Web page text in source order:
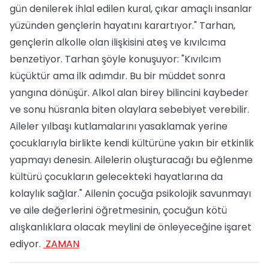
gün denilerek ihlal edilen kural, çıkar amaçlı insanlar
yüzünden gençlerin hayatını karartıyor." Tarhan,
gençlerin alkolle olan ilişkisini ateş ve kıvılcıma
benzetiyor. Tarhan şöyle konuşuyor: "Kıvılcım
küçüktür ama ilk adımdır. Bu bir müddet sonra
yangına dönüşür. Alkol alan birey bilincini kaybeder
ve sonu hüsranla biten olaylara sebebiyet verebilir.
Aileler yılbaşı kutlamalarını yasaklamak yerine
çocuklarıyla birlikte kendi kültürüne yakın bir etkinlik
yapmayı denesin. Ailelerin oluşturacağı bu eğlenme
kültürü çocukların gelecekteki hayatlarına da
kolaylık sağlar." Ailenin çocuğa psikolojik savunmayı
ve aile değerlerini öğretmesinin, çocuğun kötü
alışkanlıklara olacak meylini de önleyeceğine işaret
ediyor. ZAMAN